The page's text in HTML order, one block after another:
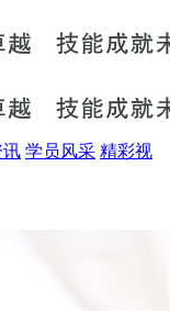
讯 学员风采 精彩视